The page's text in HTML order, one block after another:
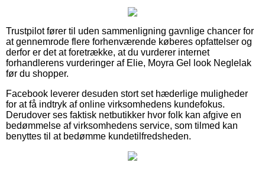
Trustpilot fører til uden sammenligning gavnlige chancer for
at gennemrode flere forhenværende køberes opfattelser og
derfor er det at foretrække, at du vurderer internet
forhandlerens vurderinger af Elie, Moyra Gel look Neglelak
før du shopper.
Facebook leverer desuden stort set hæderlige muligheder
for at få indtryk af online virksomhedens kundefokus.
Derudover ses faktisk netbutikker hvor folk kan afgive en
bedømmelse af virksomhedens service, som tilmed kan
benyttes til at bedømme kundetilfredsheden.